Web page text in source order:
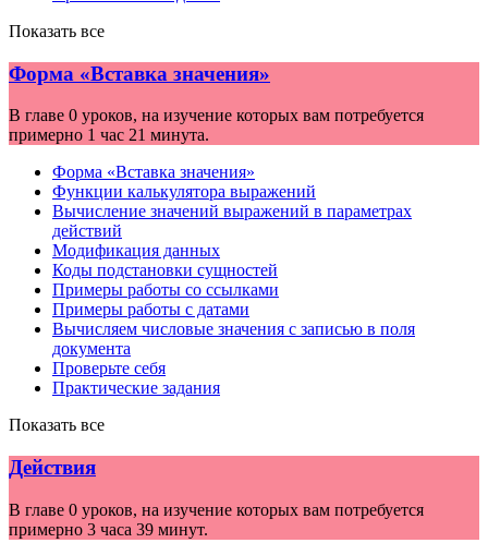
Показать все
Форма «Вставка значения»
В главе 0 уроков, на изучение которых вам потребуется
примерно 1 час 21 минута.
Форма «Вставка значения»
Функции калькулятора выражений
Вычисление значений выражений в параметрах
действий
Модификация данных
Коды подстановки сущностей
Примеры работы со ссылками
Примеры работы с датами
Вычисляем числовые значения с записью в поля
документа
Проверьте себя
Практические задания
Показать все
Действия
В главе 0 уроков, на изучение которых вам потребуется
примерно 3 часа 39 минут.